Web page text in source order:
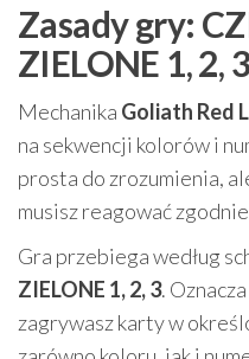
Zasady gry:
ZIELONE 1, 2, 3
Mechanika Goliath Red
na sekwencji kolorów i
prosta do zrozumienia,
musisz reagować
Gra przebiega według
ZIELONE 1, 2, 3.
zagrywasz karty w